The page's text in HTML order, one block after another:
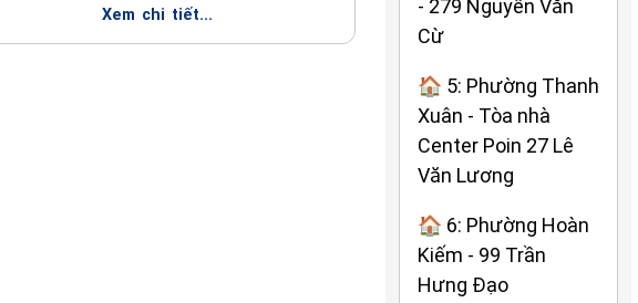
Xem chi tiết...
- 279 Nguyễn Văn
Cừ
🏠 5: Phường Thanh
Xuân - Tòa nhà
Center Poin 27 Lê
Văn Lương
🏠 6: Phường Hoàn
Kiếm - 99 Trần
Hưng Đạo